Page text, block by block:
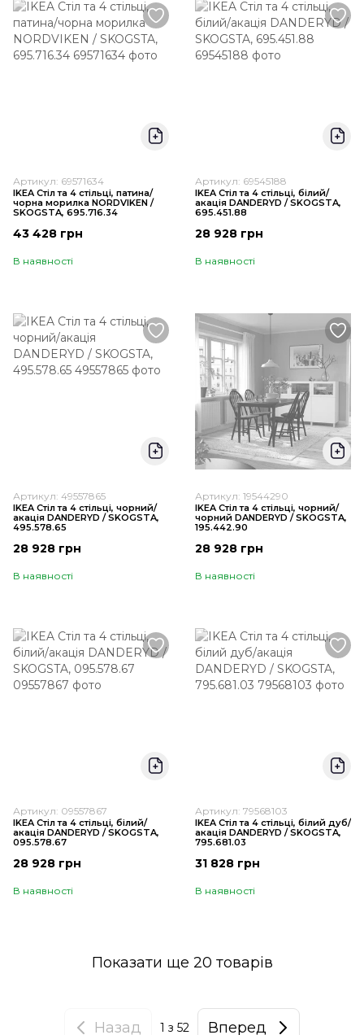
Артикул: 69571634
IKEA Стіл та 4 стільці, патина/
чорна морилка NORDVIKEN /
SKOGSTA, 695.716.34
43 428 грн
В наявності
Артикул: 69545188
IKEA Стіл та 4 стільці, білий/
акація DANDERYD / SKOGSTA,
695.451.88
28 928 грн
В наявності
Артикул: 49557865
IKEA Стіл та 4 стільці, чорний/
акація DANDERYD / SKOGSTA,
495.578.65
28 928 грн
В наявності
Артикул: 19544290
IKEA Стіл та 4 стільці, чорний/
чорний DANDERYD / SKOGSTA,
195.442.90
28 928 грн
В наявності
Артикул: 09557867
IKEA Стіл та 4 стільці, білий/
акація DANDERYD / SKOGSTA,
095.578.67
28 928 грн
В наявності
Артикул: 79568103
IKEA Стіл та 4 стільці, білий дуб/
акація DANDERYD / SKOGSTA,
795.681.03
31 828 грн
В наявності
Показати ще 20 товарів
Назад 1 з 52 Вперед